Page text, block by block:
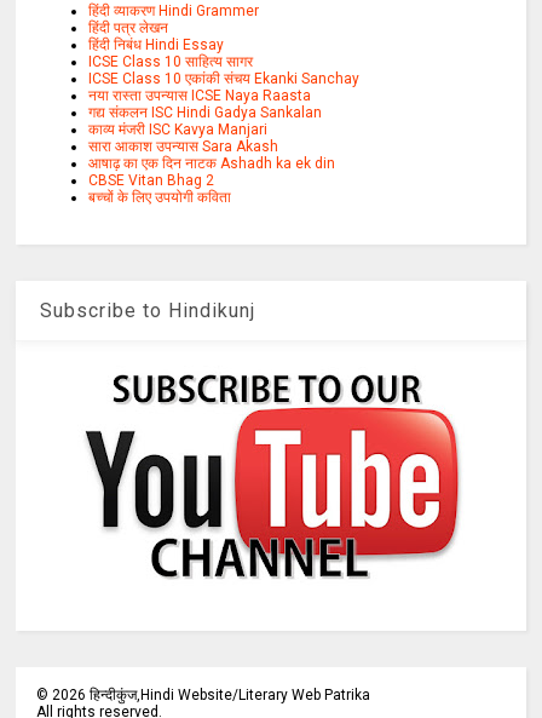
हिंदी व्याकरण Hindi Grammer
हिंदी पत्र लेखन
हिंदी निबंध Hindi Essay
ICSE Class 10 साहित्य सागर
ICSE Class 10 एकांकी संचय Ekanki Sanchay
नया रास्ता उपन्यास ICSE Naya Raasta
गद्य संकलन ISC Hindi Gadya Sankalan
काव्य मंजरी ISC Kavya Manjari
सारा आकाश उपन्यास Sara Akash
आषाढ़ का एक दिन नाटक Ashadh ka ek din
CBSE Vitan Bhag 2
बच्चों के लिए उपयोगी कविता
Subscribe to Hindikunj
©2026 हिन्दीकुंज,Hindi Website/Literary Web Patrika
All rights reserved.